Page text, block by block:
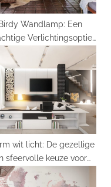
Birdy Wandlamp: Een
Verlichtingsoptie
voor Elke Kamer
wit licht: De gezellige
sfeervolle keuze voor
jouw interieur